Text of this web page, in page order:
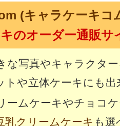
(キャラケーキコ
のオーダー通販サ
な写真やキャラクタ
トや立体ケーキにも出
ームケーキやチョコ
乳クリームケーキ も選